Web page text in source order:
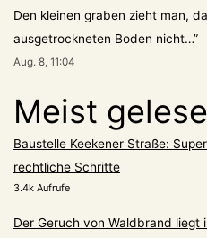
Den kleinen graben zieht man,
ausgetrockneten Boden nicht…”
Aug. 8, 11:04
Meist
Baustelle Keekener Straße:
rechtliche Schritte
3.4k Aufrufe
Der Geruch von Waldbrand liegt